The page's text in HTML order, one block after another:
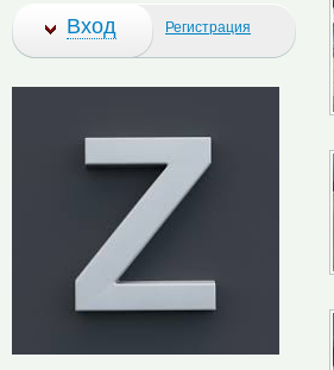
Вход Регистрация